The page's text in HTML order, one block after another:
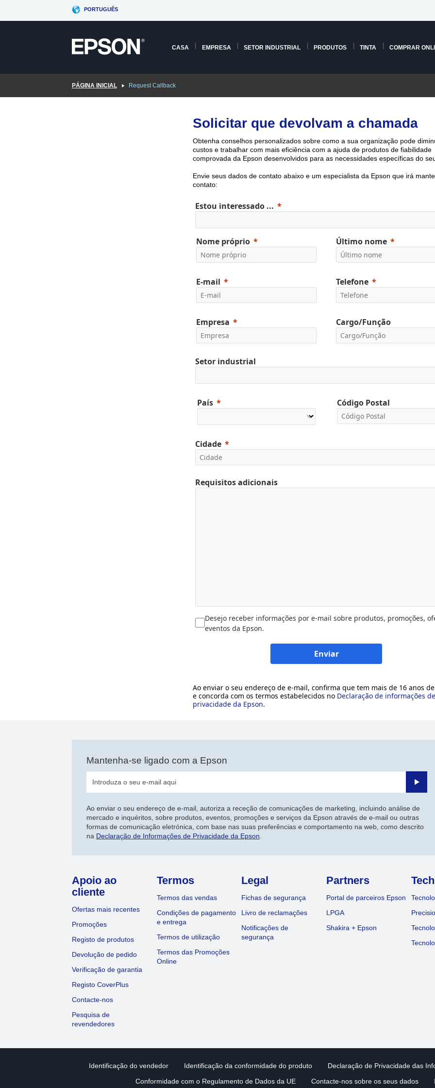
PORTUGUÊS
CASA EMPRESA SETOR INDUSTRIAL PRODUTOS TINTA COMPRAR
PÁGINA INICIAL Request Callback
Solicitar que devolvam a chamada
Obtenha conselhos personalizados sobre como a sua organização pode
custos e trabalhar com mais eficiência com a ajuda de produtos de fiabilidade
comprovada ​​da Epson desenvolvidos para as necessidades específicas do
Envie seus dados de contato abaixo e um especialista da Epson que irá
contato:
Estou interessado ...
Nome próprio Último nome
E-mail Telefone
Empresa Cargo/Função
Setor industrial
País Código Postal
Cidade
Requisitos adicionais
Desejo receber informações por e-mail sobre produtos, promoções,
eventos da Epson.
Enviar
Ao enviar o seu endereço de e-mail, confirma que tem mais de 16 anos
e concorda com os termos estabelecidos no Declaração de informações de
privacidade da Epson.
Mantenha-se ligado com a Epson
Enviar
Ao enviar o seu endereço de e-mail, autoriza a receção de comunicações de marketing, incluindo análise de
mercado e inquéritos, sobre produtos, eventos, promoções e serviços da Epson através de e-mail ou outras
formas de comunicação eletrónica, com base nas suas preferências e comportamento na web, como descrito
na Declaração de Informações de Privacidade da Epson
Apoio ao
cliente
Ofertas mais recentes
Promoções
Registo de produtos
Devolução de pedido
Verificação de garantia
Registo CoverPlus
Contacte-nos
Pesquisa de
revendedores
Termos
Termos das vendas
Condições de pagamento
e entrega
Termos de utilização
Termos das Promoções
Online
Legal
Fichas de segurança
Livro de reclamações
Notificações de
segurança
Partners
Portal de parceiros Epson
LPGA
Shakira + Epson
Identificação do vendedor Identificação da conformidade do produto Declaração de Privacidade das
Conformidade com o Regulamento de Dados da UE
Contacte-nos sobre os seus dados